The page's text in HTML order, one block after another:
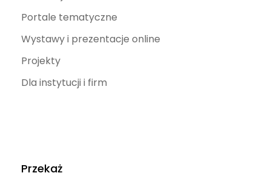
Portale tematyczne
Wystawy i prezentacje online
Projekty
Dla instytucji i firm
Przekaż